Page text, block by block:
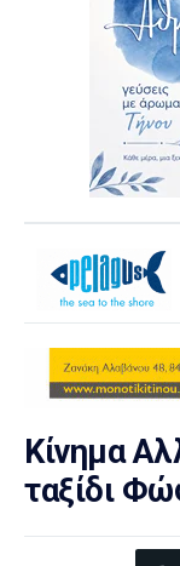
Κίνημα
ταξίδι